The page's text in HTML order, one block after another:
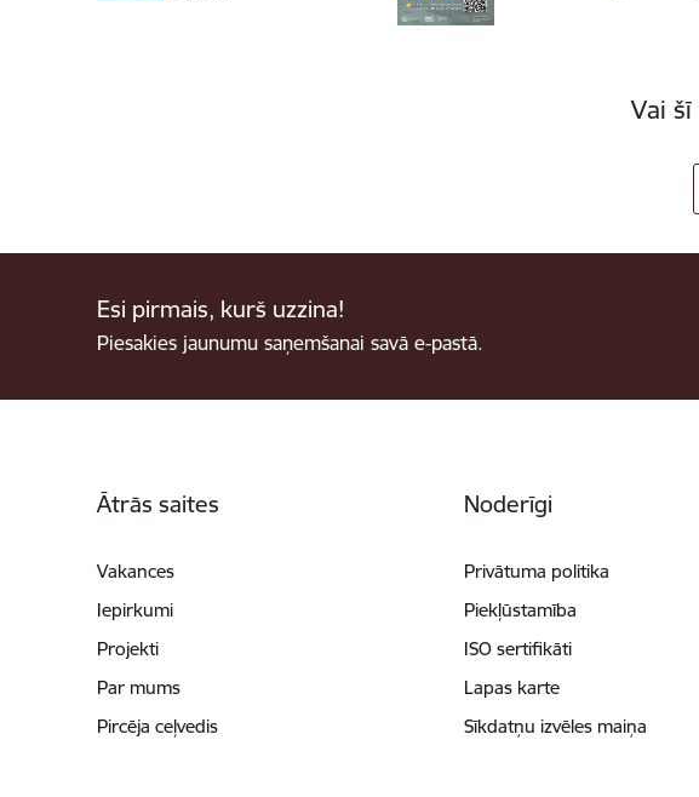
Vai
Esi pirmais, kurš uzzina!
Piesakies jaunumu saņemšanai savā e-pastā.
Ātrās saites
Vakances
Iepirkumi
Projekti
Par mums
Pircēja ceļvedis
Noderīgi
Privātuma politika
Piekļūstamība
ISO sertifikāti
Lapas karte
Sīkdatņu izvēles maiņa